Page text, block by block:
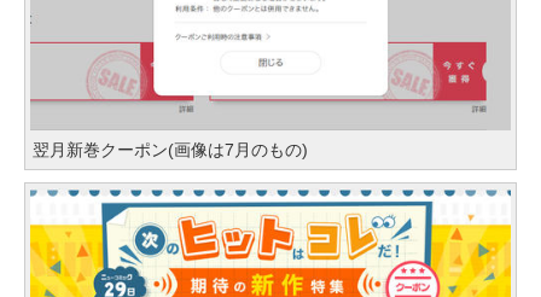
翌月新巻クーポン(画像は7月のもの)